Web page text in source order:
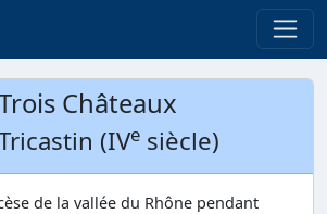
Châteaux
(IVe siècle)
de la vallée du Rhône pendant